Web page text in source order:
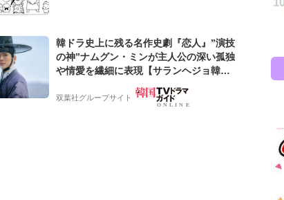
韓ドラ史上に残る名作史劇『恋人』”演技
の神”ナムグン・ミンが主人公の深い孤独
や情愛を繊細に表現【サランヘジョ韓ド
双葉社グループサイト